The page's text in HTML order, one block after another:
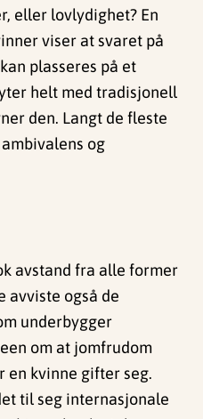
eller lovlydighet? En
viser at svaret på
plasseres på et
helt med tradisjonell
den. Langt de fleste
og
avstand fra alle former
avviste også de
underbygger
om at jomfrudom
en kvinne gifter seg.
til seg internasjonale